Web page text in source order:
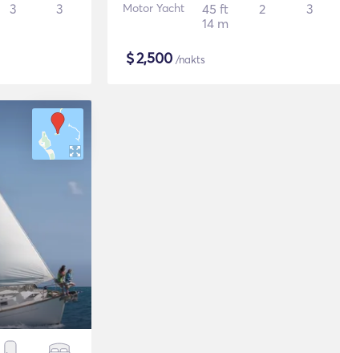
3 3 Motor Yacht
45 ft
14 m
2 3
$2,500 /nakts